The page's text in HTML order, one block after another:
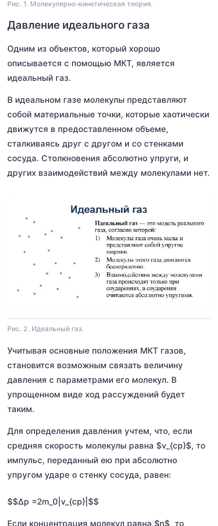
Рис. 1. Молекулярно-кинетическая теория.
Давление идеального газа
Одним из объектов, который хорошо
описывается с помощью МКТ, является
идеальный газ.
В идеальном газе молекулы представляют
собой материальные точки, которые хаотически
движутся в предоставленном объеме,
сталкиваясь друг с другом и со стенками
сосуда. Столкновения абсолютно упруги, и
других взаимодействий между молекулами нет.
Рис. 2. Идеальный газ.
Учитывая основные положения МКТ газов,
становится возможным связать величину
давления с параметрами его молекул. В
упрощенном виде ход рассуждений будет
таким.
Для определения давления учтем, что, если
средняя скорость молекулы равна $v_{ср}$, то
импульс, переданный ею при абсолютно
упругом ударе о стенку сосуда, равен:
$$Δp =2m_0|v_{ср}|$$
Если концентрация молекул равна $n$, то